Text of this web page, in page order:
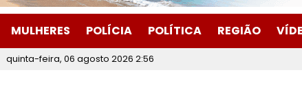
MULHERES POLÍCIA POLÍTICA REGIÃO
quinta-feira, 06 agosto 2026 2:56